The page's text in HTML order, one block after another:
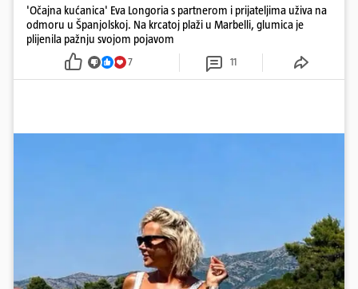
'Očajna kućanica' Eva Longoria s partnerom i prijateljima uživa na
odmoru u Španjolskoj. Na krcatoj plaži u Marbelli, glumica je
plijenila pažnju svojom pojavom
7 11